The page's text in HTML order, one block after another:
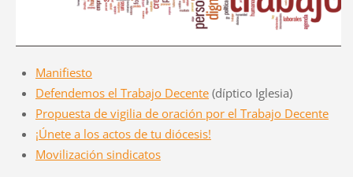
Manifiesto
Defendemos el Trabajo Decente(díptico Iglesia)
Propuesta de vigilia de oración por el Trabajo Decente
¡Únete a los actos de tu diócesis!
Movilización sindicatos